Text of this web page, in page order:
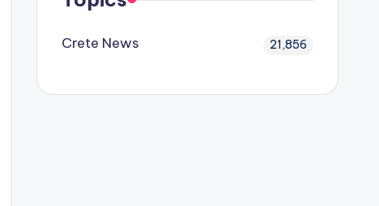
Crete News 21,856